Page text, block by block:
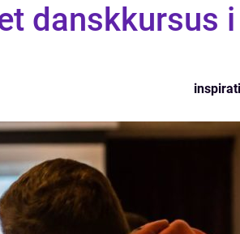
danskkursus i